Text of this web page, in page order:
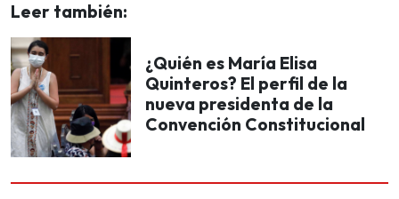
Leer también:
¿Quién es María Elisa
Quinteros? El perfil de la
nueva presidenta de la
Convención Constitucional